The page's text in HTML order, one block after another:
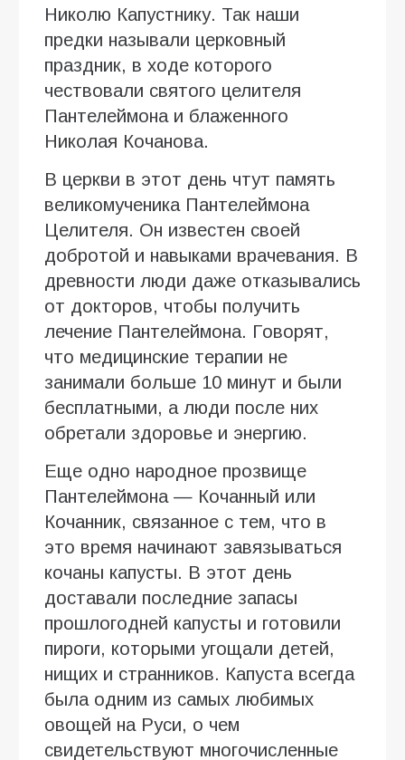
Николю Капустнику. Так наши
предки называли церковный
праздник, в ходе которого
чествовали святого целителя
Пантелеймона и блаженного
Николая Кочанова.
В церкви в этот день чтут память
великомученика Пантелеймона
Целителя. Он известен своей
добротой и навыками врачевания. В
древности люди даже отказывались
от докторов, чтобы получить
лечение Пантелеймона. Говорят,
что медицинские терапии не
занимали больше 10 минут и были
бесплатными, а люди после них
обретали здоровье и энергию.
Еще одно народное прозвище
Пантелеймона — Кочанный или
Кочанник, связанное с тем, что в
это время начинают завязываться
кочаны капусты. В этот день
доставали последние запасы
прошлогодней капусты и готовили
пироги, которыми угощали детей,
нищих и странников. Капуста всегда
была одним из самых любимых
овощей на Руси, о чем
свидетельствуют многочисленные